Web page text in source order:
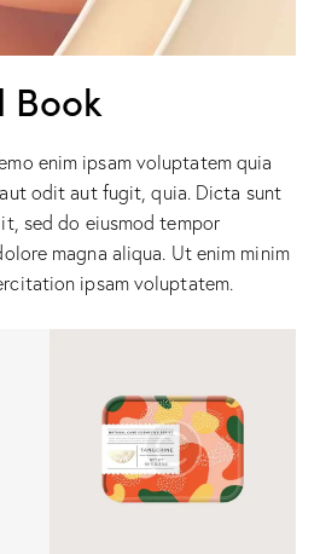
Book
enim ipsam voluptatem quia
odit aut fugit, quia. Dicta sunt
sed do eiusmod tempor
magna aliqua. Ut enim minim
ipsam voluptatem.